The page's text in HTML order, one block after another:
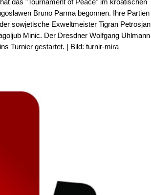
Bruno Parma begonnen. Ihre Partien
sowjetische Exweltmeister Tigran Petrosjan
Minic. Der Dresdner Wolfgang Uhlmann
Turnier gestartet. | Bild: turnir-mira